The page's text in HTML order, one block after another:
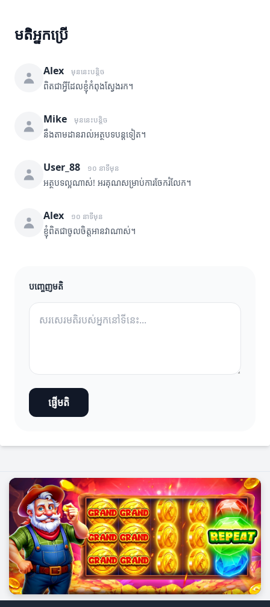
មតិអ្នកប្រើ
Alex មុននេះបន្តិច
ពិតជាអ្វីដែលខ្ញុំកំពុងស្វែងរក។
Mike មុននេះបន្តិច
នឹងតាមដានរាល់អត្ថបទបន្តទៀត។
User_88 ១០ នាទីមុន
អត្ថបទល្អណាស់! អរគុណសម្រាប់ការចែករំលែក។
Alex ១០ នាទីមុន
ខ្ញុំពិតជាចូលចិត្តអានវាណាស់។
បញ្ចេញមតិ
ផ្ញើមតិ